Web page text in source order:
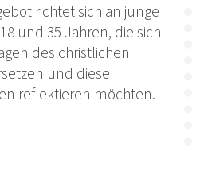
richtet sich an junge
und 35 Jahren, die sich
des christlichen
und diese
reflektieren möchten.